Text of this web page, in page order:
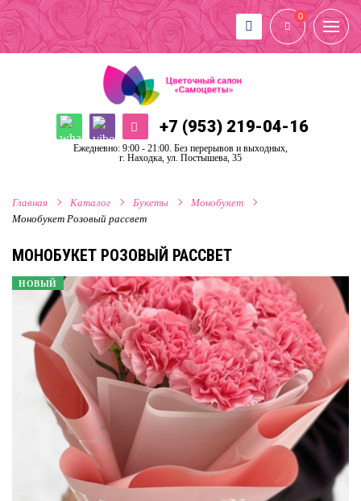
+7 (953) 219-04-16
Ежедневно: 9:00 - 21:00. Без перерывов и выходных,
г. Находка, ул. Постышева, 35
0
Главная Каталог Букеты
Монобукет
Монобукет Розовый рассвет
МОНОБУКЕТ РОЗОВЫЙ РАССВЕТ
НОВЫЙ